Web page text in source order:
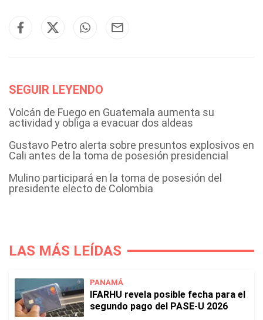
SEGUIR LEYENDO
Volcán de Fuego en Guatemala aumenta su
actividad y obliga a evacuar dos aldeas
Gustavo Petro alerta sobre presuntos explosivos en
Cali antes de la toma de posesión presidencial
Mulino participará en la toma de posesión del
presidente electo de Colombia
LAS MÁS LEÍDAS
PANAMÁ
IFARHU revela posible fecha para el
segundo pago del PASE-U 2026